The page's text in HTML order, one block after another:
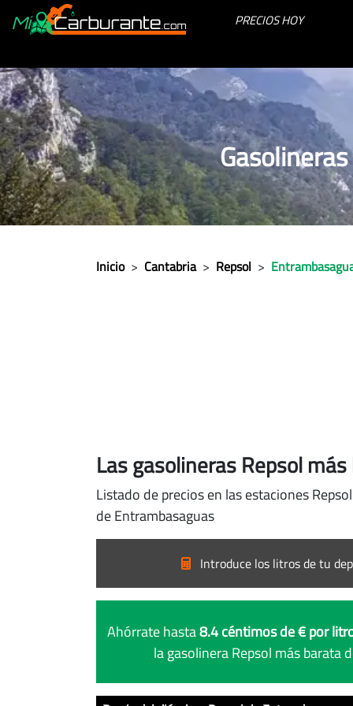
PRECIOS HOY
Inicio > Cantabria > Repsol >
Las gasolineras Repsol
Listado de precios en las estaciones
de Entrambasaguas
Introduce los litros de tu
Ahórrate hasta8.4 céntimos de € por
la gasolinera Repsol más barata